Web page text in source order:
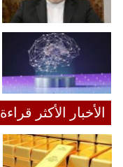
الأخبار الأكثر قراءة